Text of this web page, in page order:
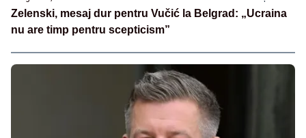
Zelenski, mesaj dur pentru Vučić la Belgrad: „Ucraina
nu are timp pentru scepticism”